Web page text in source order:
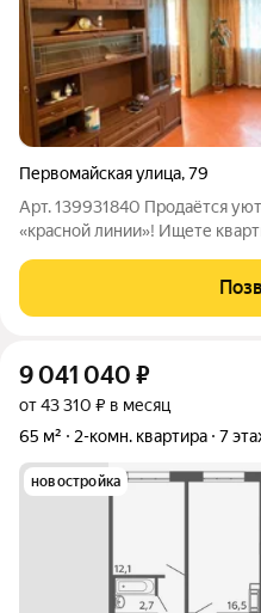
Первомайская улица,79
Арт. 139931840 Продаётся
«красной линии»! Ищете
идеальный вариант для
дополнительных вложений и
9 041 040 ₽
от 43 310 ₽ в месяц
65 м²
2-комн. квартира 7
новостройка